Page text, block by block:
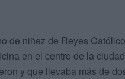
de niñez de Reyes
en el centro de la
y que llevaba más de